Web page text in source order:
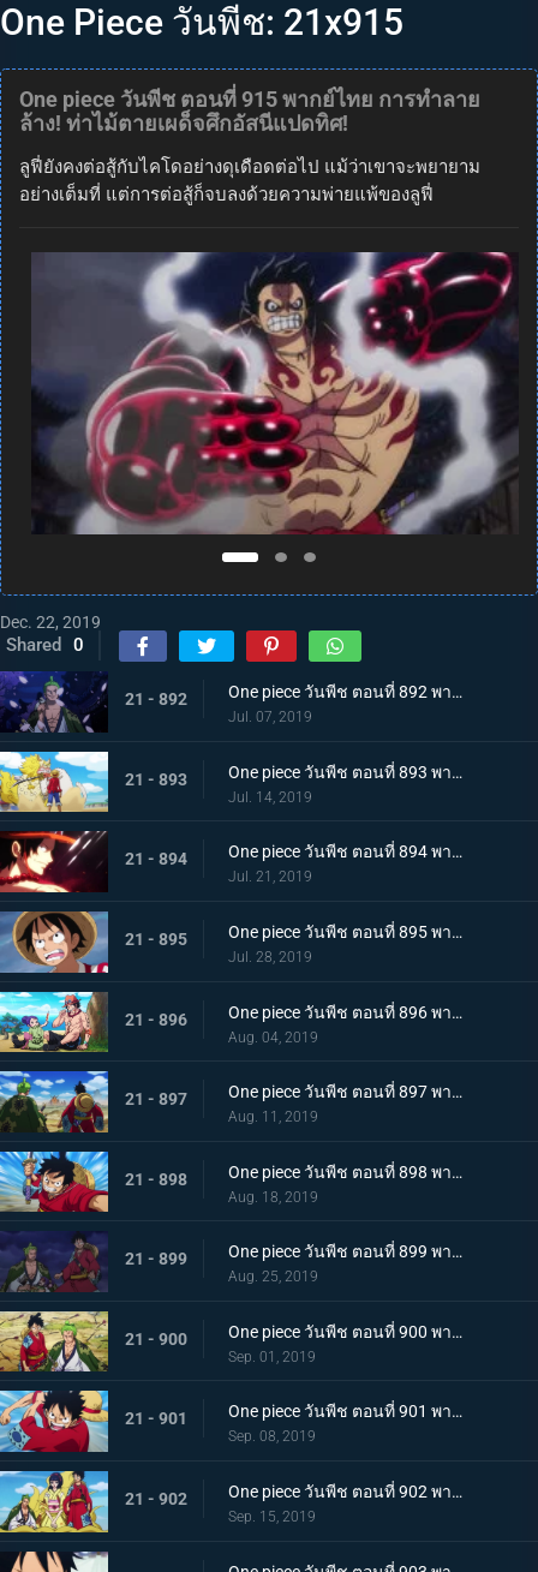
One Piece วันพีช: 21x915
One piece วันพีช ตอนที่ 915 พากย์ไทย การทำลาย
ล้าง! ท่าไม้ตายเผด็จศึกอัสนีแปดทิศ!
ลูฟี่ยังคงต่อสู้กับไคโดอย่างดุเดือดต่อไป แม้ว่าเขาจะพยายาม
อย่างเต็มที่ แต่การต่อสู้ก็จบลงด้วยความพ่ายแพ้ของลูฟี่
Dec. 22, 2019
Shared 0
21 - 892 One piece วันพีช ตอนที่ 892 พากย์ไทย แคว้นวาโนะคุนิ! สู่แคว้นแห่งซามูไร
Jul. 07, 2019
21 - 893 One piece วันพีช ตอนที่ 893 พากย์ไทย โอทามะปรากฏตัว ลูฟี่ vs ทหารไคโด!
Jul. 14, 2019
21 - 894 One piece วันพีช ตอนที่ 894 พากย์ไทย จะต้องมาแน่ๆ ตำนานเอสที่แคว้นวาโนะ!
Jul. 21, 2019
21 - 895 One piece วันพีช ตอนที่ 895 พากย์ไทย ตอนพิเศษ! นักล่าค่าหัวสุดแกร่ง ซีดอล
Jul. 28, 2019
21 - 896 One piece วันพีช ตอนที่ 896 พากย์ไทย ตอนพิเศษ! ศึกตัดสินระหว่างลูฟี่และเจ้าแห่งแก๊ส
Aug. 04, 2019
21 - 897 One piece วันพีช ตอนที่ 897 พากย์ไทย ช่วยโอทามะ หมวกฟางทะลวงฝ่าทุ่งรกร้าง!
Aug. 11, 2019
21 - 898 One piece วันพีช ตอนที่ 898 พากย์ไทย ดาราเด่น! จอมขมังเวทย์ฮอว์คินส์ออกโรง
Aug. 18, 2019
21 - 899 One piece วันพีช ตอนที่ 899 พากย์ไทย ความพ่ายแพ้ที่เลี่ยงไม่ได้ การโจมตีอย่างหนักของสตรอว์แมน!
Aug. 25, 2019
21 - 900 One piece วันพีช ตอนที่ 900 พากย์ไทย วันที่แสนจะสุดยอด โอทามะ และ ถั่วแดงต้ม
Sep. 01, 2019
21 - 901 One piece วันพีช ตอนที่ 901 พากย์ไทย บุกรังของศัตรู เมืองบาคุระที่เต็มไปด้วยเจ้าหน้าที่รัฐ!
Sep. 08, 2019
21 - 902 One piece วันพีช ตอนที่ 902 พากย์ไทย โยโกสุนะออกโรง อุราชิมะผู้ไร้เทียมทานผู้หมายปองโออิคุ!
Sep. 15, 2019